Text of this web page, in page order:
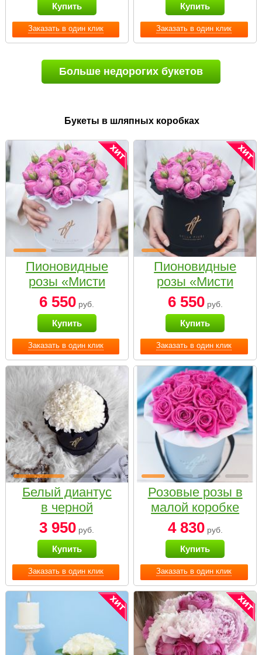
Заказать в один клик
Купить
Заказать в один клик
Купить
Больше недорогих букетов
Букеты в шляпных коробках
Заказать в один клик
Пионовидные
розы «Мисти
бабблс» в белой
коробке Small
6 550 руб.
Купить
Заказать в один клик
Пионовидные
розы «Мисти
бабблс» в
черной коробке
Small
6 550руб.
Купить
Заказать в один клик
Белый диантус
в черной
коробке Small
3 950 руб.
Купить
Заказать в один клик
Розовые розы в
малой коробке
4 830руб.
Купить